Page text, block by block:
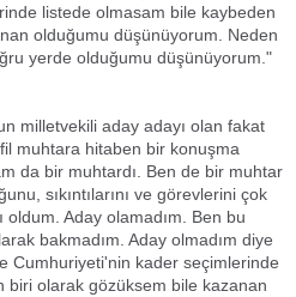
listede olmasam bile kaybeden
olduğumu düşünüyorum. Neden
yerde olduğumu düşünüyorum."
milletvekili aday adayı olan fakat
muhtara hitaben bir konuşma
da bir muhtardı. Ben de bir muhtar
sıkıntılarını ve görevlerini çok
Aday olamadım. Ben bu
bakmadım. Aday olmadım diye
Cumhuriyeti'nin kader seçimlerinde
biri olarak gözüksem bile kazanan